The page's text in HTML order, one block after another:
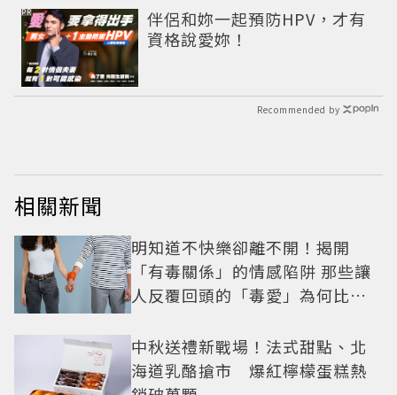
伴侶和妳一起預防HPV，才有
資格說愛妳！
PR
Recommended by
相關新聞
明知道不快樂卻離不開！揭開
「有毒關係」的情感陷阱 那些讓
人反覆回頭的「毒愛」為何比菸
中秋送禮新戰場！法式甜點、北
海道乳酪搶市 爆紅檸檬蛋糕熱